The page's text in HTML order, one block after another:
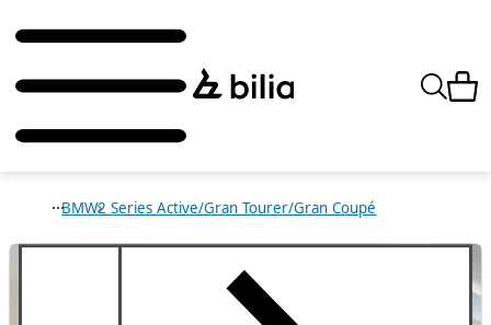
BMW2 Series Active/Gran Tourer/Gran Coupé